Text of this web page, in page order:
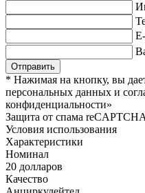
* Нажимая на кнопку, вы
персональных данных и
конфиденциальности»
Защита от спама
Условия использования
Характеристики
Номинал
20 долларов
Качество